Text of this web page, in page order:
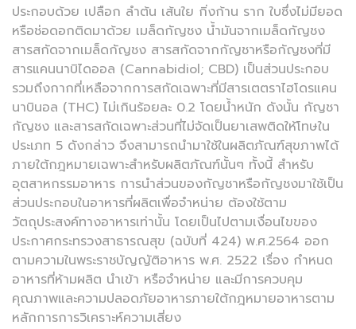
ประกอบด้วย เปลือก ลำต้น เส้นใย กิ่งก้าน ราก ใบซึ่งไม่มียอด
หรือช่อดอกติดมาด้วย เมล็ดกัญชง น้ำมันจากเมล็ดกัญชง
สารสกัดจากเมล็ดกัญชง สารสกัดจากกัญชาหรือกัญชงที่มี
สารแคนนาบิไดออล (Cannabidiol; CBD) เป็นส่วนประกอบ
รวมถึงกากที่เหลือจากการสกัดเฉพาะที่มีสารเตตราไฮโดรแคน
นาบินอล (THC) ไม่เกินร้อยละ 0.2 โดยน้ำหนัก ดังนั้น กัญชา
กัญชง และสารสกัดเฉพาะส่วนที่ไม่จัดเป็นยาเสพติดให้โทษใน
ประเภท 5 ดังกล่าว จึงสามารถนำมาใช้ในผลิตภัณฑ์สุขภาพได้
ภายใต้กฎหมายเฉพาะสำหรับผลิตภัณฑ์นั้นๆ ทั้งนี้ สำหรับ
อุตสาหกรรมอาหาร การนำส่วนของกัญชาหรือกัญชงมาใช้เป็น
ส่วนประกอบในอาหารที่ผลิตเพื่อจำหน่าย ต้องใช้ตาม
วัตถุประสงค์ทางอาหารเท่านั้น โดยเป็นไปตามเงื่อนไขของ
ประกาศกระทรวงสาธารณสุข (ฉบับที่ 424) พ.ศ.2564 ออก
ตามความในพระราชบัญญัติอาหาร พ.ศ. 2522 เรื่อง กำหนด
อาหารที่ห้ามผลิต นำเข้า หรือจำหน่าย และมีการควบคุม
คุณภาพและความปลอดภัยอาหารภายใต้กฎหมายอาหารตาม
หลักการการวิเคราะห์ความเสี่ยง